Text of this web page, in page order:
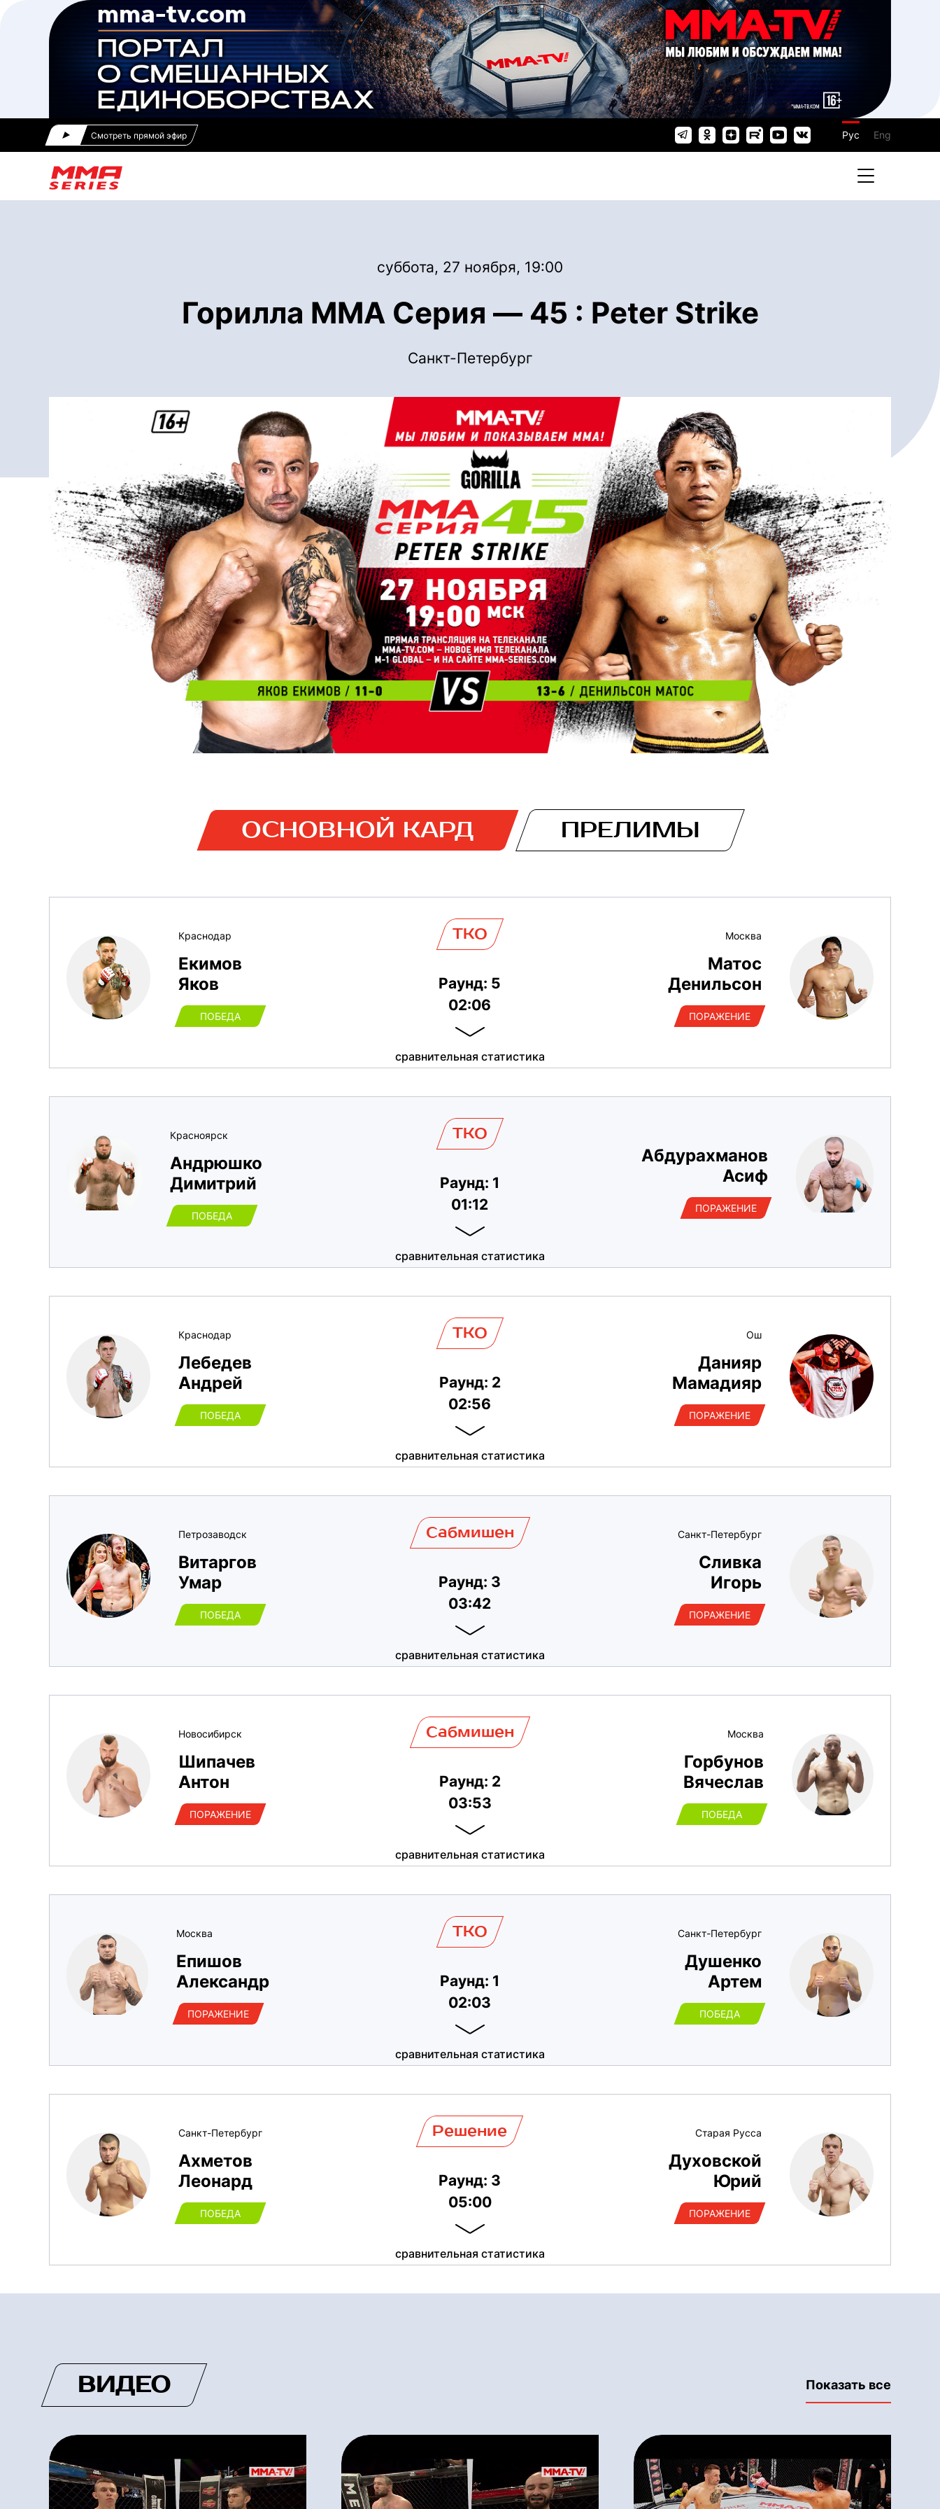
Смотреть прямой эфир Рус Eng
суббота, 27 ноября, 19:00
Горилла ММА Серия — 45 : Peter Strike
Санкт-Петербург
ОСНОВНОЙ КАРД ПРЕЛИМЫ
Краснодар
Екимов
Яков
ПОБЕДА
TKO
Раунд: 5
02:06
Москва
Матос
Денильсон
ПОРАЖЕНИЕ
сравнительная статистика
Красноярск
Андрюшко
Димитрий
ПОБЕДА
TKO
Раунд: 1
01:12
Абдурахманов
Асиф
ПОРАЖЕНИЕ
сравнительная статистика
Краснодар
Лебедев
Андрей
ПОБЕДА
TKO
Раунд: 2
02:56
Ош
Данияр
Мамадияр
ПОРАЖЕНИЕ
сравнительная статистика
Петрозаводск
Витаргов
Умар
ПОБЕДА
Сабмишен
Раунд: 3
03:42
Санкт-Петербург
Сливка
Игорь
ПОРАЖЕНИЕ
сравнительная статистика
Новосибирск
Шипачев
Антон
ПОРАЖЕНИЕ
Сабмишен
Раунд: 2
03:53
Москва
Горбунов
Вячеслав
ПОБЕДА
сравнительная статистика
Москва
Епишов
Александр
ПОРАЖЕНИЕ
TKO
Раунд: 1
02:03
Санкт-Петербург
Душенко
Артем
ПОБЕДА
сравнительная статистика
Санкт-Петербург
Ахметов
Леонард
ПОБЕДА
Решение
Раунд: 3
05:00
Старая Русса
Духовской
Юрий
ПОРАЖЕНИЕ
сравнительная статистика
ВИДЕО Показать все